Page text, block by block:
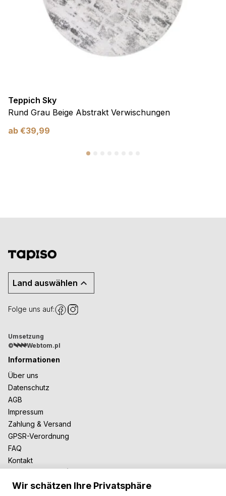
Teppich Sky
Rund Grau Beige Abstrakt Verwischungen
ab €39,99
Land auswählen
Folge uns auf:
Umsetzung
©
Webtom.pl
Informationen
Über uns
Datenschutz
AGB
Impressum
Zahlung & Versand
GPSR-Verordnung
FAQ
Kontakt
Zusammenarbeit
Für Blogger
Wir schätzen Ihre Privatsphäre